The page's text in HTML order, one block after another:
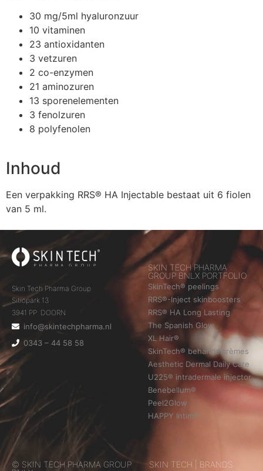
30 mg/5ml hyaluronzuur
10 vitaminen
23 antioxidanten
3 vetzuren
2 co-enzymen
21 aminozuren
13 sporenelementen
3 fenolzuren
8 polyfenolen
Inhoud
Een verpakking RRS® HA Injectable bestaat uit 6 fiolen
van 5 ml.
Skin Tech Pharma Group
Sitiopark 13
3941 PP DOORN
info@skintechpharma.nl
0343 – 44 58 58
SKIN TECH PHARMA
GROUP BNLX PORTFOLIO
SkinTech® peelings
RRS®-Inject skinboosters
RRS® HA Long Lasting
The Spanish Glow
XL Hair®
SkinTech® behandelcrèmes
Aesthetic Dermal Daily Care
U225® intradermale injector
Benebellum®
Peel2Glow
HAPPY Intim®
© SKIN TECH PHARMA GROUP
SKIN TECH | BRANDS